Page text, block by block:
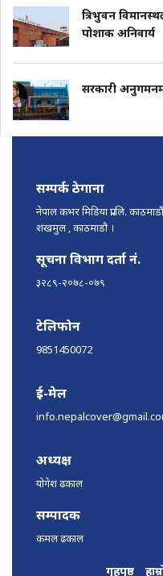
त्रिभुवन
पोशाक अनिवार्य
सरकारी
सम्पर्क ठेगाना
नेपाल कभर मिडिया प्रा.लि.
शंखमुल , काठमाडौ ।
सूचना विभाग दर्ता नं.
३२८९-२०७८-०७९
टेलिफोन
9851450072
ई-मेल
अध्यक्ष
योगेश ढकाल
सम्पादक
कमल ढकाल
गृहपृष्ठ